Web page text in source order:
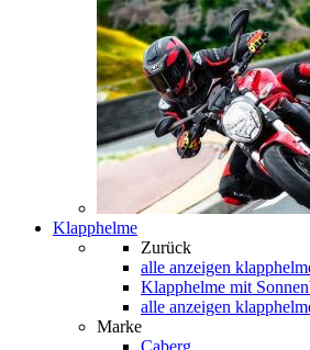
Klapphelme
Zurück
alle anzeigen
Klapphelme mit
alle anzeigen
Marke
Caberg